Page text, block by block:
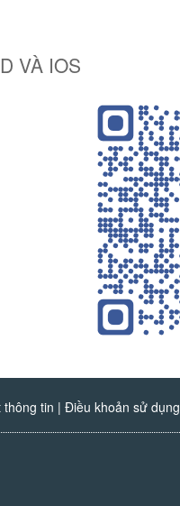
VÀ IOS
thông tin | Điều khoản sử dụng